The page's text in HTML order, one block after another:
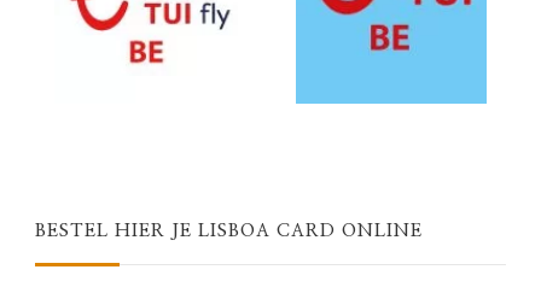
BESTEL HIER JE LISBOA CARD ONLINE